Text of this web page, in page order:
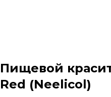
Пищевой
Red (Neelicol)